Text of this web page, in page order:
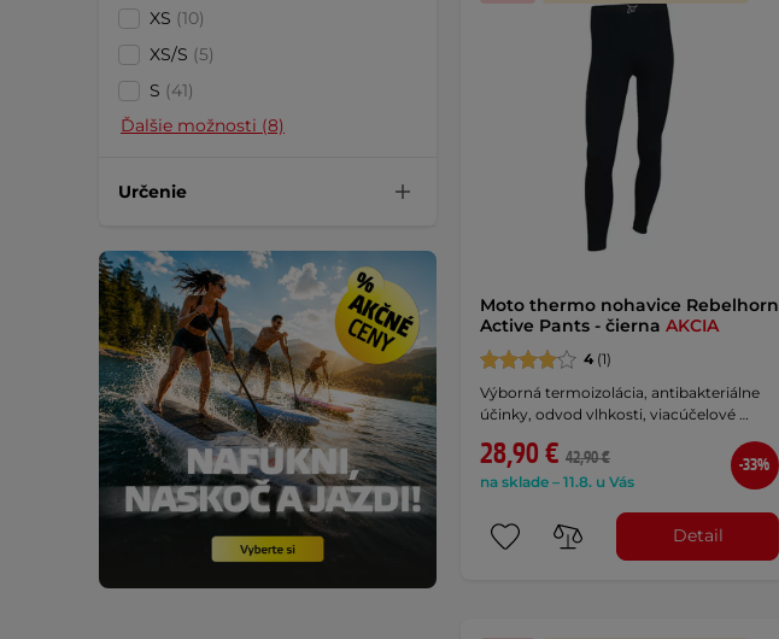
XS (10)
XS/S (5)
S (41)
Ďalšie možnosti (8)
Určenie
Moto thermo nohavice Rebelhorn
Active Pants - čierna AKCIA
4 (1)
Výborná termoizolácia, antibakteriálne
účinky, odvod vlhkosti, viacúčelové …
28,90 € 42,90 €
na sklade – 11.8. u Vás
-33%
Detail